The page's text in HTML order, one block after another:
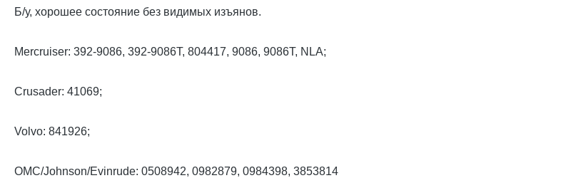
Б/у, хорошее состояние без видимых изъянов.
Mercruiser: 392-9086, 392-9086T, 804417, 9086, 9086T, NLA;
Crusader: 41069;
Volvo: 841926;
OMC/Johnson/Evinrude: 0508942, 0982879, 0984398, 3853814